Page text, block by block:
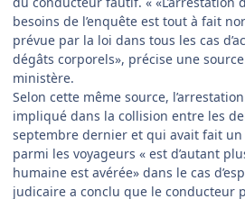
besoins de l’enquête est tout à fait
prévue par la loi dans tous les cas
dégâts corporels», précise une
ministère.
Selon cette même source,
impliqué dans la collision entre les
septembre dernier et qui avait fait un
parmi les voyageurs « est d’autant
humaine est avérée» dans le cas
judicaire a conclu que le conducteur